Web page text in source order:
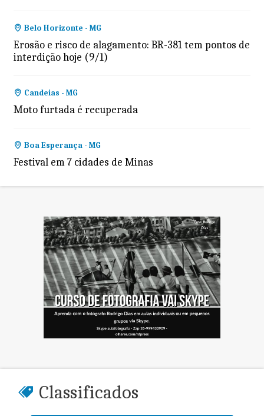
Belo Horizonte - MG
Erosão e risco de alagamento: BR-381 tem pontos de
interdição hoje (9/1)
Candeias - MG
Moto furtada é recuperada
Boa Esperança - MG
Festival em 7 cidades de Minas
Classificados